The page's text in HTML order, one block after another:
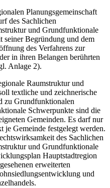
Planungsgemeinschaft
des Sachlichen
und Grundfunktionale
seiner Begründung und dem
des Verfahrens zur
in ihren Belangen berührten
Anlage 2).
Raumstruktur und
textliche und zeichnerische
zu Grundfunktionalen
Schwerpunkte sind die
Gemeinden. Es darf nur
Gemeinde festgelegt werden.
des Sachlichen
und Grundfunktionale
Hauptstadtregion
erweiterten
und